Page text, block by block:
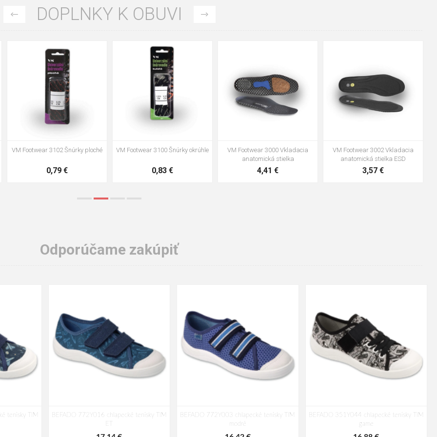
DOPLNKY K OBUVI
VM Footwear 3002 Vkladacia
3,57 €
37 39
47
VM Footwear 3900 Čistiaca huba
1,64 €
VM Footwear 3600 Impregnace
water stop
10,04 €
Vložka Bennon ABSORBA XTR
ESD
4,16 €
Odporúčame zakúpiť
tenisky TIM
BEFADO 772Y016 chlapecké tenisky TIM
BEFADO 772Y003 chlapecké tenisky TIM
modré
BEFADO 351Y044 chlapecké tenisky TIM
game